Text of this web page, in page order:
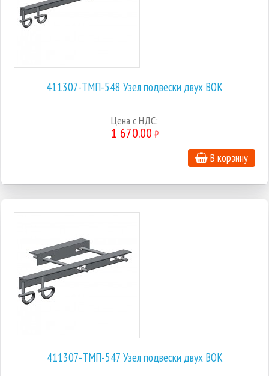
411307-ТМП-548 Узел подвески двух ВОК
Цена с НДС:
1 670.00 ₽
В корзину
411307-ТМП-547 Узел подвески двух ВОК